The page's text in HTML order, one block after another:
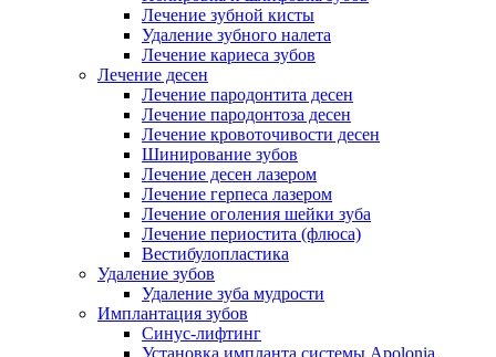
Лечение зубной кисты
Удаление зубного налета
Лечение кариеса зубов
Лечение десен
Лечение пародонтита десен
Лечение пародонтоза десен
Лечение кровоточивости десен
Шинирование зубов
Лечение десен лазером
Лечение герпеса лазером
Лечение оголения шейки зуба
Лечение периостита (флюса)
Вестибулопластика
Удаление зубов
Удаление зуба мудрости
Имплантация зубов
Синус-лифтинг
Установка импланта системы Apolonia